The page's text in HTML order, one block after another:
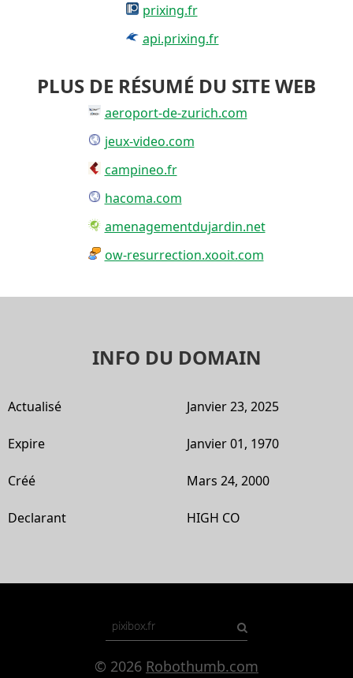
prixing.fr
api.prixing.fr
PLUS DE RÉSUMÉ DU SITE WEB
aeroport-de-zurich.com
jeux-video.com
campineo.fr
hacoma.com
amenagementdujardin.net
ow-resurrection.xooit.com
INFO DU DOMAIN
Actualisé Janvier 23, 2025
Expire Janvier 01, 1970
Créé Mars 24, 2000
Declarant HIGH CO
© 2026 Robothumb.com